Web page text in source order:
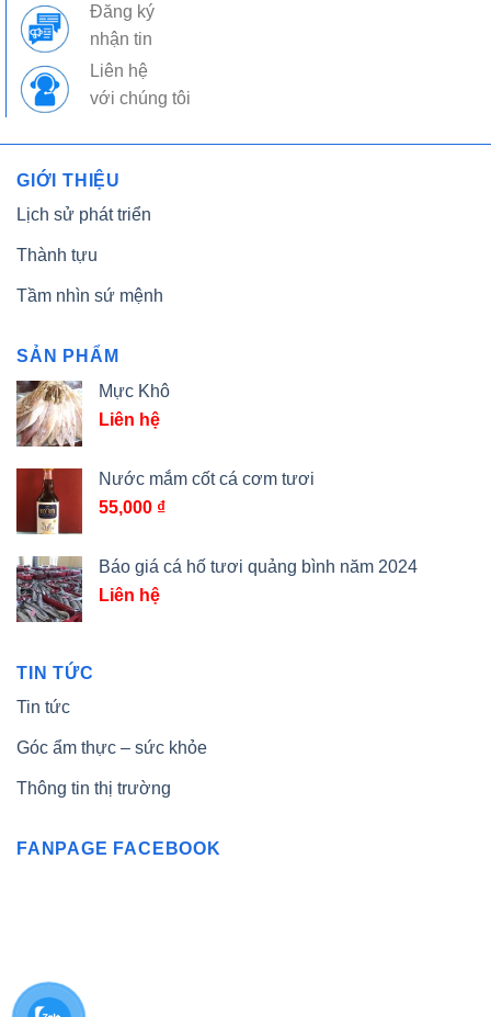
Đăng ký
nhận tin
Liên hệ
với chúng tôi
GIỚI THIỆU
Lịch sử phát triển
Thành tựu
Tầm nhìn sứ mệnh
SẢN PHẨM
Mực Khô
Liên hệ
Nước mắm cốt cá cơm tươi
55,000 ₫
Báo giá cá hố tươi quảng bình năm 2024
Liên hệ
TIN TỨC
Tin tức
Góc ẩm thực – sức khỏe
Thông tin thị trường
FANPAGE FACEBOOK